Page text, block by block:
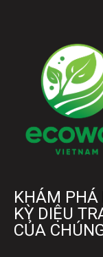
KHÁM PHÁ
KỲ DIỆU
CỦA